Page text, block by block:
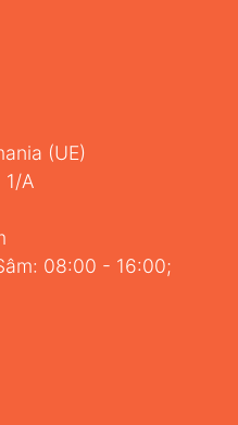
(UE)
1/A
08:00 - 16:00;